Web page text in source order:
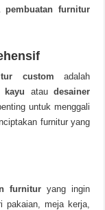
pembuatan furnitur
custom
adalah
kayu atau desainer
untuk menggali
furnitur yang
furnitur yang ingin
pakaian, meja kerja,